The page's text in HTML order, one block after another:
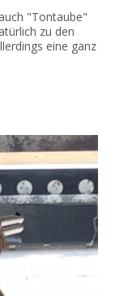
"Tontaube"
zu den
eine ganz